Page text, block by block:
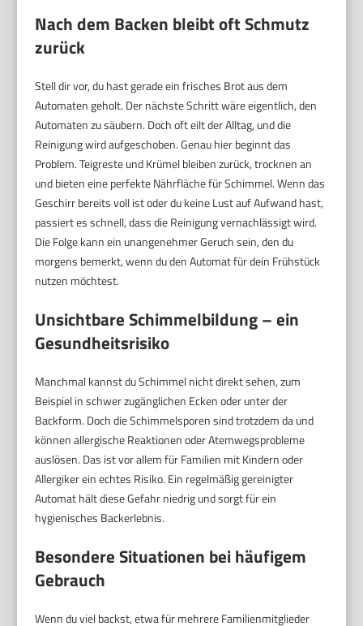
Nach dem Backen bleibt oft Schmutz
zurück
Stell dir vor, du hast gerade ein frisches Brot aus dem
Automaten geholt. Der nächste Schritt wäre eigentlich, den
Automaten zu säubern. Doch oft eilt der Alltag, und die
Reinigung wird aufgeschoben. Genau hier beginnt das
Problem. Teigreste und Krümel bleiben zurück, trocknen an
und bieten eine perfekte Nährfläche für Schimmel. Wenn das
Geschirr bereits voll ist oder du keine Lust auf Aufwand hast,
passiert es schnell, dass die Reinigung vernachlässigt wird.
Die Folge kann ein unangenehmer Geruch sein, den du
morgens bemerkt, wenn du den Automat für dein Frühstück
nutzen möchtest.
Unsichtbare Schimmelbildung – ein
Gesundheitsrisiko
Manchmal kannst du Schimmel nicht direkt sehen, zum
Beispiel in schwer zugänglichen Ecken oder unter der
Backform. Doch die Schimmelsporen sind trotzdem da und
können allergische Reaktionen oder Atemwegsprobleme
auslösen. Das ist vor allem für Familien mit Kindern oder
Allergiker ein echtes Risiko. Ein regelmäßig gereinigter
Automat hält diese Gefahr niedrig und sorgt für ein
hygienisches Backerlebnis.
Besondere Situationen bei häufigem
Gebrauch
Wenn du viel backst, etwa für mehrere Familienmitglieder